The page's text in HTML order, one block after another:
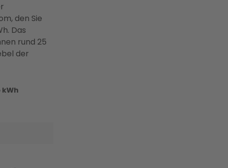
den Sie
Das
rund 25
der